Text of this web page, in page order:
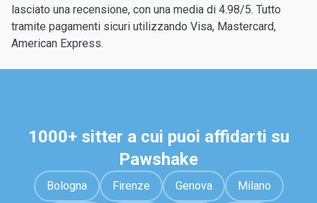
lasciato una recensione, con una media di 4.98/5. Tutto
tramite pagamenti sicuri utilizzando Visa, Mastercard,
American Express.
1000+ sitter a cui puoi affidarti su
Pawshake
Bologna Firenze Genova Milano